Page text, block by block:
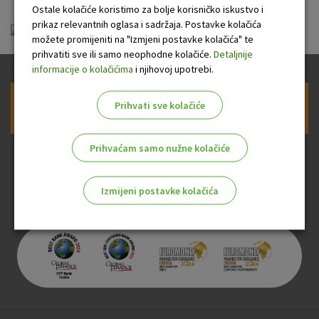
dalmatinska_hrv.pdf
Prijava na newsletter OTP banke
Ostale kolačiće koristimo za bolje korisničko iskustvo i
prikaz relevantnih oglasa i sadržaja. Postavke kolačića
možete promijeniti na "Izmjeni postavke kolačića" te
prihvatiti sve ili samo neophodne kolačiće. Detaljnije
informacije o kolačićima i njihovoj upotrebi.
Prihvati sve kolačiće
Prihvaćam samo nužne kolačiće
Izmijeni postavke kolačića